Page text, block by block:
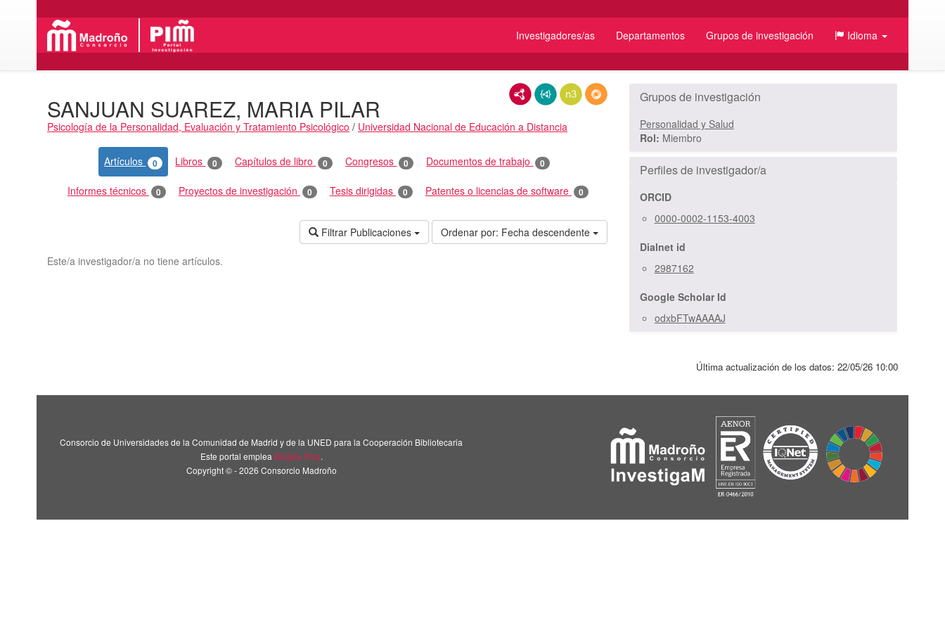
Investigadores/as Departamentos Grupos de investigación Idioma
RDF/XMLJSON-LDN3/TurtleRDF/JSON
SANJUAN SUAREZ, MARIA PILAR
Psicología de la Personalidad, Evaluación y Tratamiento Psicológico / Universidad Nacional de Educación a Distancia
Actividades
Artículos 0 Libros 0 Capítulos de libro 0 Congresos 0 Documentos de trabajo 0
Informes técnicos 0 Proyectos de investigación 0 Tesis dirigidas 0 Patentes o licencias de software 0
Filtrar Publicaciones Ordenar por: Fecha descendente
Este/a investigador/a no tiene artículos.
Grupos de investigación
Personalidad y Salud
Rol: Miembro
Perfiles de investigador/a
ORCID
0000-0002-1153-4003
Dialnet id
2987162
Google Scholar Id
odxbFTwAAAAJ
Última actualización de los datos: 22/05/26 10:00
Consorcio de Universidades de la Comunidad de Madrid y de la UNED para la Cooperación Bibliotecaria
Este portal emplea Brújula Plus.
Copyright © - 2026 Consorcio Madroño